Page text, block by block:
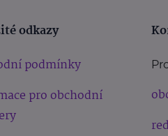
odkazy
podmínky
pro obchodní